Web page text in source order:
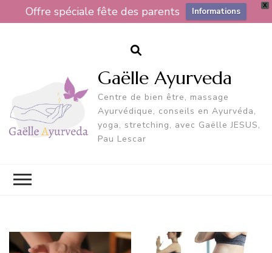
X
Offre spéciale fête des parents Informations
Gaëlle Ayurveda
Centre de bien être, massage
Ayurvédique, conseils en Ayurvéda,
yoga, stretching, avec Gaëlle JESUS,
Pau Lescar